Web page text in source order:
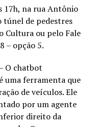
17h, na rua Antônio
túnel de pedestres
Cultura ou pelo Fale
– opção 5.
O chatbot
uma ferramenta que
de veículos. Ele
por um agente
direito da